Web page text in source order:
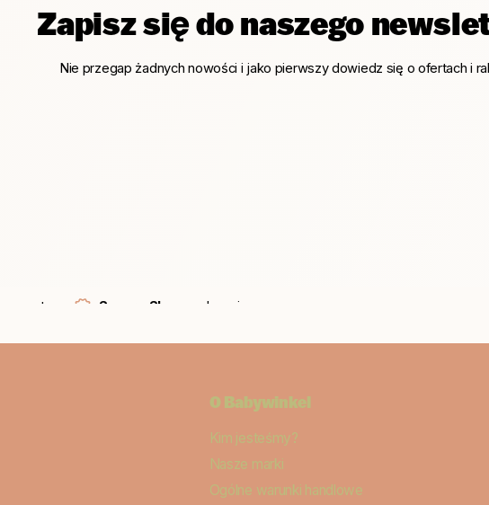
Zapisz się do naszego
Nie przegap żadnych nowości i jako pierwszy dowiedz się o ofertach i
na zwrot Secure Shops
zabezpieczony
O Babywinkel
Kim jesteśmy?
Nasze marki
Ogólne warunki handlowe